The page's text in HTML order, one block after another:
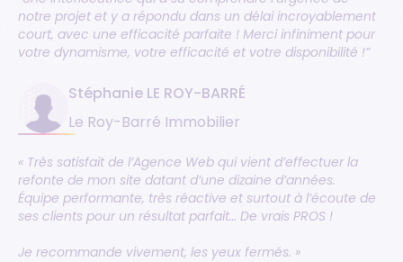
notre projet et y a répondu dans un délai incroyablement
court, avec une efficacité parfaite ! Merci infiniment pour
votre dynamisme, votre efficacité et votre disponibilité !”
Stéphanie LE ROY-BARRÉ
Le Roy-Barré Immobilier
« Très satisfait de l’Agence Web qui vient d’effectuer la
refonte de mon site datant d’une dizaine d’années.
Équipe performante, très réactive et surtout à l’écoute de
ses clients pour un résultat parfait… De vrais PROS !
Je recommande vivement, les yeux fermés. »